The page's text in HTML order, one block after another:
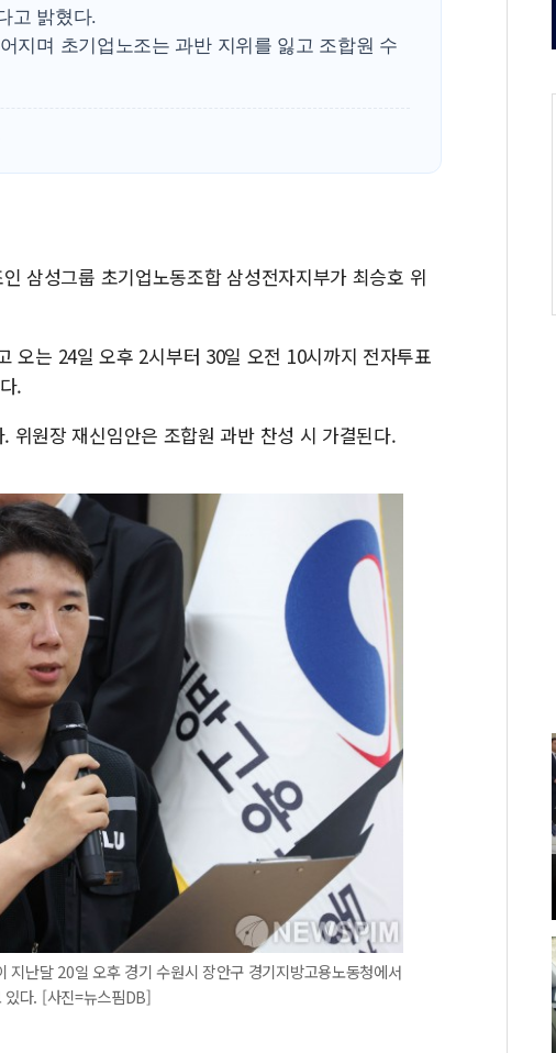
고 밝혔다.
지며 초기업노조는 과반 지위를 잃고 조합원 수
삼성그룹 초기업노동조합 삼성전자지부가 최승호 위
오는 24일 오후 2시부터 30일 오전 10시까지 전자투표
.
위원장 재신임안은 조합원 과반 찬성 시 가결된다.
지난달 20일 오후 경기 수원시 장안구 경기지방고용노동청에서
있다. [사진=뉴스핌DB]